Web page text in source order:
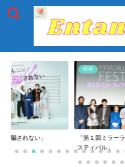
は騙されない」
映画
「第１回ミラー
スティバル」